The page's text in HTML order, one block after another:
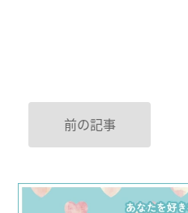
前の記事